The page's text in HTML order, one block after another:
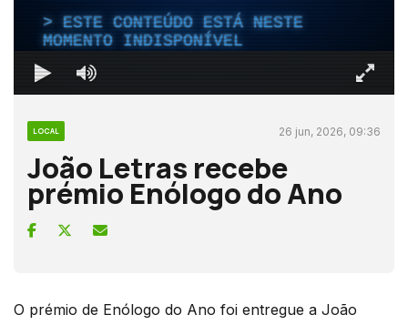
ESTE CONTEÚDO ESTÁ NESTE
MOMENTO INDISPONÍVEL
LOCAL 26 jun, 2026, 09:36
João Letras recebe
prémio Enólogo do Ano
O prémio de Enólogo do Ano foi entregue a João